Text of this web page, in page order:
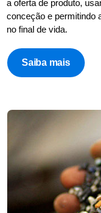
a oferta de produto,
conceção e permitindo
no final de vida.
Saiba mais